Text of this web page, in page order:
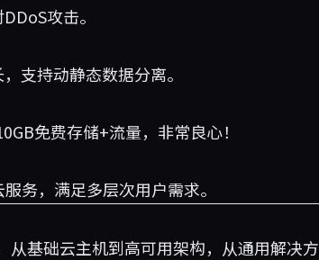
攻击。
支持动静态数据分离。
免费存储+流量，非常良心！
务，满足多层次用户需求。
基础云主机到高可用架构，从通用解决方